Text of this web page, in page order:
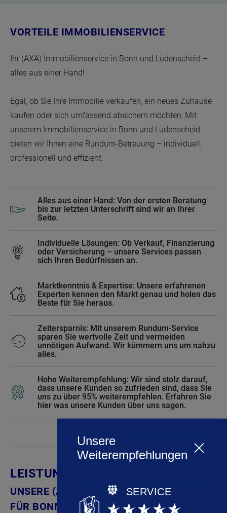
VORTEILE IMMOBILIENSERVICE
Ihr (AXA) Immobilienservice in Bonn und Lüdenscheid –
alles aus einer Hand!
Egal, ob Sie Ihre Immobilie verkaufen, ein neues Zuhause
kaufen oder sich umfassend absichern möchten: Mit
unserem Immobilienservice in Bonn und Lüdenscheid
bieten wir Ihnen eine Rundum-Betreuung – individuell,
professionell und effizient.
Alles aus einer Hand: Von der ersten Beratung
bis zur letzten Unterschrift sind wir an Ihrer
Seite.
Individuelle Lösungen: Ob Verkauf, Finanzierung
oder Versicherung – unsere Services passen
sich Ihren Bedürfnissen an.
Marktkenntnis & Expertise: Unsere erfahrenen
Experten kennen den Markt genau und holen das
Beste für Sie heraus.
Zeitersparnis: Mit unserem Rundum-Service
sparen Sie wertvolle Zeit und vermeiden
unnötigen Aufwand. Wir kümmern uns um nahzu
alles.
Hohe Weiterempfehlung: Wir sind stolz darauf,
dass unsere Kunden so zufrieden sind, dass Sie
uns zu über 95% weiterempfehlen. Erfahren Sie
hier was unsere Kunden über uns sagen.
LEISTUNGEN
UNSERE (AXA) IMMOBILIENLEISTUNGEN –
FÜR BONN UND LÜDENSCHEID